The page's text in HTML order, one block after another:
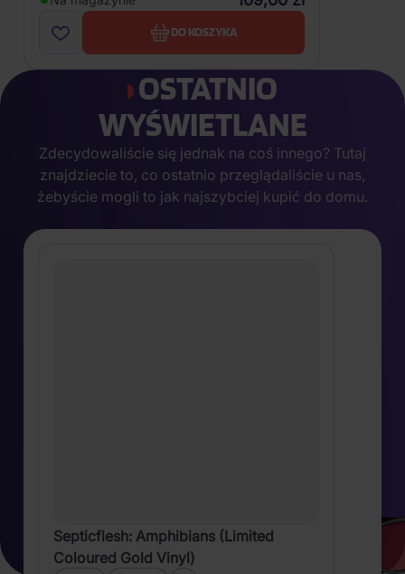
DO KOSZYKA
OSTATNIO
WYŚWIETLANE
Zdecydowaliście się jednak na coś innego? Tutaj
znajdziecie to, co ostatnio przeglądaliście u nas,
żebyście mogli to jak najszybciej kupić do domu.
Septicflesh: Amphibians (Limited
Coloured Gold Vinyl)